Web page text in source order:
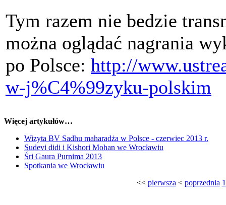
Tym razem nie bedzie
można oglądać nagrania
po Polsce: http://
w-j%C4%99zyku-polskim
Więcej artykułów…
Wizyta BV Sadhu maharadża w Polsce - czerwiec 2013 r.
Sudevi didi i Kishori Mohan we Wrocławiu
Śri Gaura Purnima 2013
Spotkania we Wrocławiu
<< pierwsza < poprzednia 1